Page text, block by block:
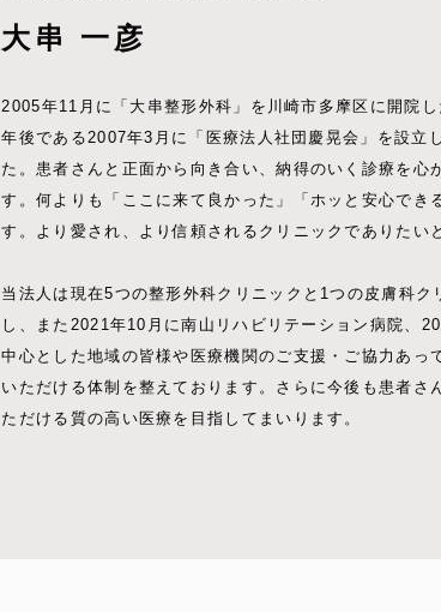
大串 一彦
2005年11月に「大串整形外科」を川崎市多摩区に開院
年後である2007年3月に「医療法人社団慶晃会」を設立
た。患者さんと正面から向き合い、納得のいく診療を
す。何よりも「ここに来て良かった」「ホッと安心で
す。より愛され、より信頼されるクリニックでありたい
当法人は現在5つの整形外科クリニックと1つの皮膚科
し、また2021年10月に南山リハビリテーション病院、
中心とした地域の皆様や医療機関のご支援・ご協力あ
いただける体制を整えております。さらに今後も患者
ただける質の高い医療を目指してまいります。